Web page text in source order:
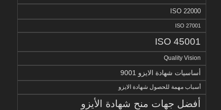
ISO 22000
ISO 27001
ISO 45001
Quality Vision
أساسيات شهادة الايزو 9001
أسباب مهمة للحصول شهادة الايزو
أفضل جهات منح شهادة الأيزو